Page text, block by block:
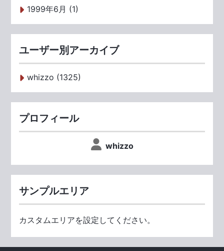
1999年6月 (1)
ユーザー別アーカイブ
whizzo (1325)
プロフィール
whizzo
サンプルエリア
カスタムエリアを設定してください。